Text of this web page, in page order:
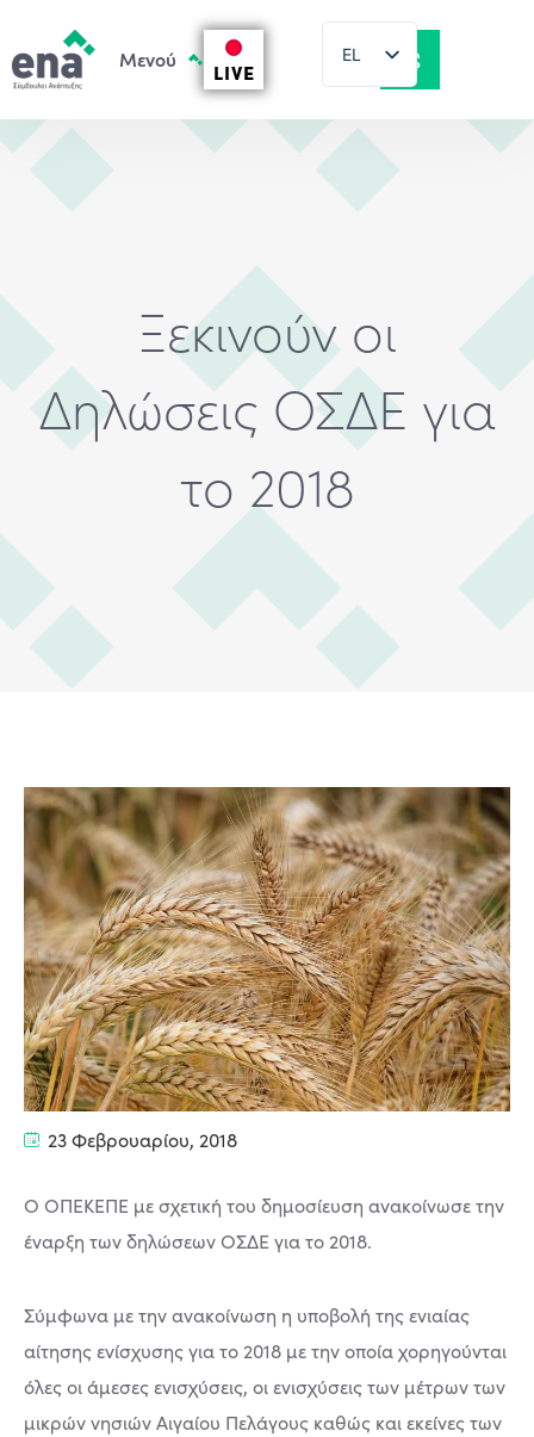
LIVE
EL
EN
Ξεκινούν οι
Δηλώσεις ΟΣΔΕ για
το 2018
23 Φεβρουαρίου, 2018
Ο ΟΠΕΚΕΠΕ με σχετική του δημοσίευση ανακοίνωσε την
έναρξη των δηλώσεων ΟΣΔΕ για το 2018.
Σύμφωνα με την ανακοίνωση η υποβολή της ενιαίας
αίτησης ενίσχυσης για το 2018 με την οποία χορηγούνται
όλες οι άμεσες ενισχύσεις, οι ενισχύσεις των μέτρων των
μικρών νησιών Αιγαίου Πελάγους καθώς και εκείνες των